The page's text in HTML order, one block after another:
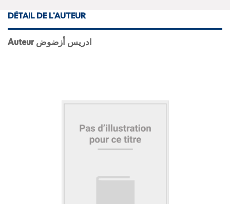
DÉTAIL DE L'AUTEUR
Auteur ادريس أزضوض